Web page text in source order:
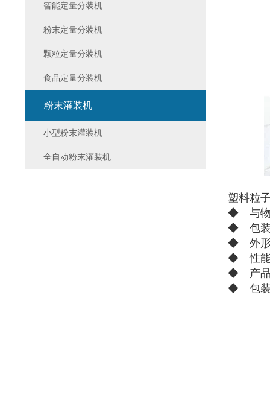
塑料粒
◆ 与物
◆ 包装
◆ 外形
◆ 性能
◆ 产品
◆ 包装
智能定量分装机
粉末定量分装机
颗粒定量分装机
食品定量分装机
粉末灌装机
小型粉末灌装机
全自动粉末灌装机